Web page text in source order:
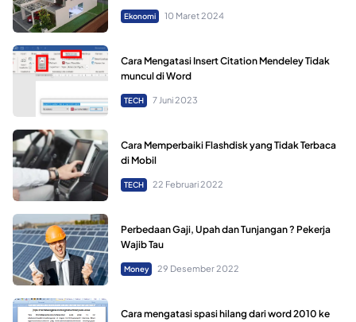
Ekonomi 10 Maret 2024
Cara Mengatasi Insert Citation Mendeley Tidak
muncul di Word
TECH 7 Juni 2023
Cara Memperbaiki Flashdisk yang Tidak Terbaca
di Mobil
TECH 22 Februari 2022
Perbedaan Gaji, Upah dan Tunjangan ? Pekerja
Wajib Tau
Money 29 Desember 2022
Cara mengatasi spasi hilang dari word 2010 ke